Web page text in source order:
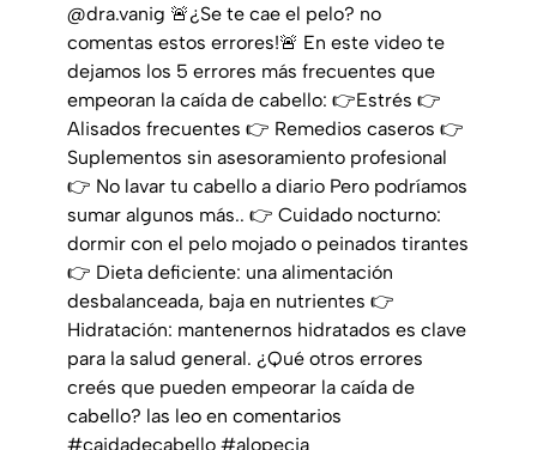
@dra.vanig 🚨¿Se te cae el pelo? no
comentas estos errores!🚨 En este video te
dejamos los 5 errores más frecuentes que
empeoran la caída de cabello: 👉Estrés 👉
Alisados frecuentes 👉 Remedios caseros 👉
Suplementos sin asesoramiento profesional
👉 No lavar tu cabello a diario Pero podríamos
sumar algunos más.. 👉 Cuidado nocturno:
dormir con el pelo mojado o peinados tirantes
👉 Dieta deficiente: una alimentación
desbalanceada, baja en nutrientes 👉
Hidratación: mantenernos hidratados es clave
para la salud general. ¿Qué otros errores
creés que pueden empeorar la caída de
cabello? las leo en comentarios
#caidadecabello #alopecia